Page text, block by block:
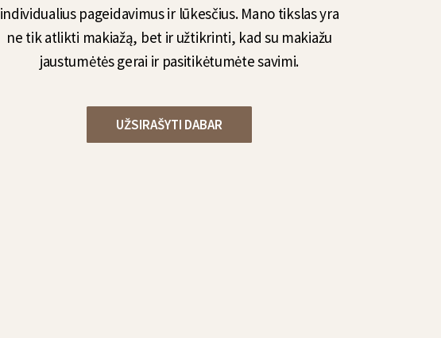
individualius pageidavimus ir lūkesčius. Mano tikslas yra
ne tik atlikti makiažą, bet ir užtikrinti, kad su makiažu
jaustumėtės gerai ir pasitikėtumėte savimi.
UŽSIRAŠYTI DABAR